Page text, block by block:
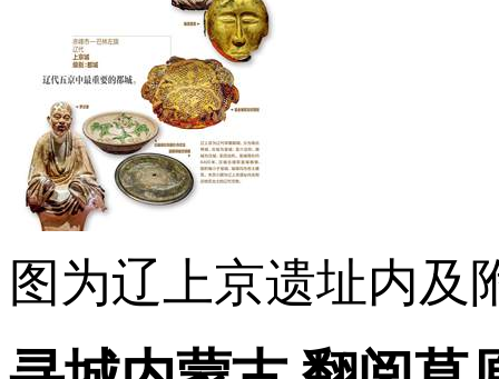
图为辽上京遗址内及